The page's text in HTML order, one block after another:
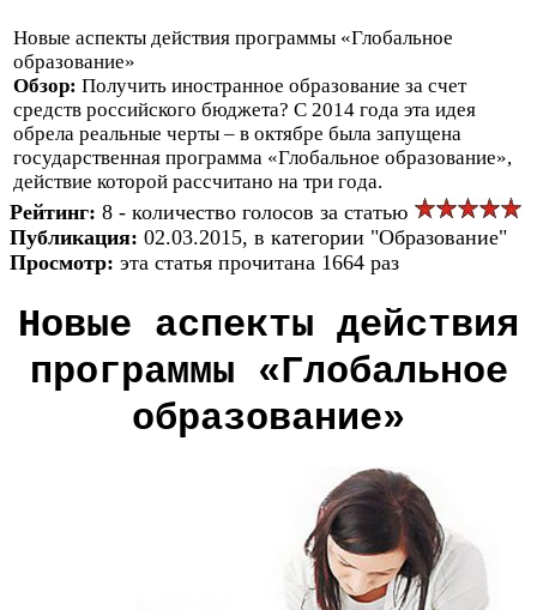
Новые аспекты действия программы «Глобальное
образование»
Обзор: Получить иностранное образование за счет
средств российского бюджета? С 2014 года эта идея
обрела реальные черты – в октябре была запущена
государственная программа «Глобальное образование»,
действие которой рассчитано на три года.
Рейтинг: 8 - количество голосов за статью
Публикация: 02.03.2015, в категории "Образование"
Просмотр: эта статья прочитана 1664 раз
Новые аспекты действия
программы «Глобальное
образование»